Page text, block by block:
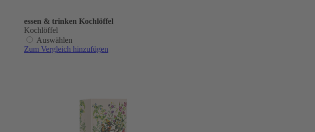
essen & trinken Kochlöffel
Kochlöffel
Auswählen
Zum Vergleich hinzufügen